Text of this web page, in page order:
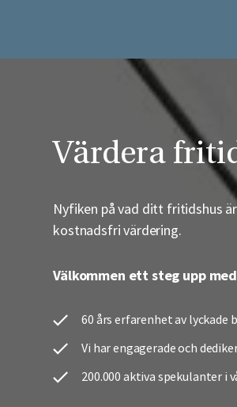
Värdera
Nyfiken på vad ditt fritidshus är
kostnadsfri värdering.
Välkommen ett steg upp
60 års erfarenhet av lyckade
Vi har engagerade och
200.000 aktiva spekulanter i